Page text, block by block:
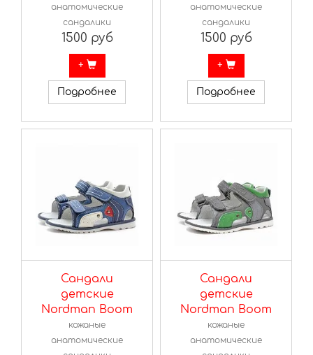
анатомические
сандалики
1500 руб
+
Подробнее
анатомические
сандалики
1500 руб
+
Подробнее
Сандали
детские
Nordman Boom
кожаные
анатомические
Сандали
детские
Nordman Boom
кожаные
анатомические